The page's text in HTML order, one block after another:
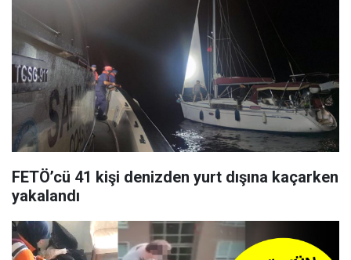
FETÖ’cü 41 kişi denizden yurt dışına kaçarken
yakalandı